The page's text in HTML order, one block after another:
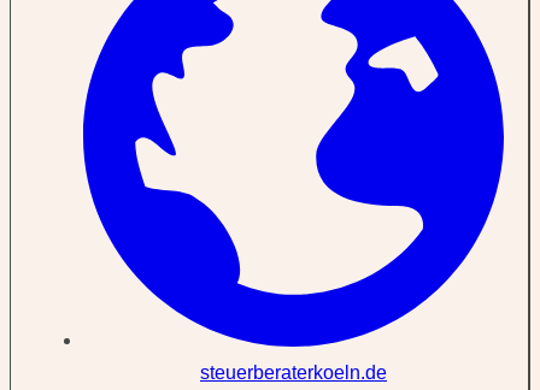
steuerberaterkoeln.de